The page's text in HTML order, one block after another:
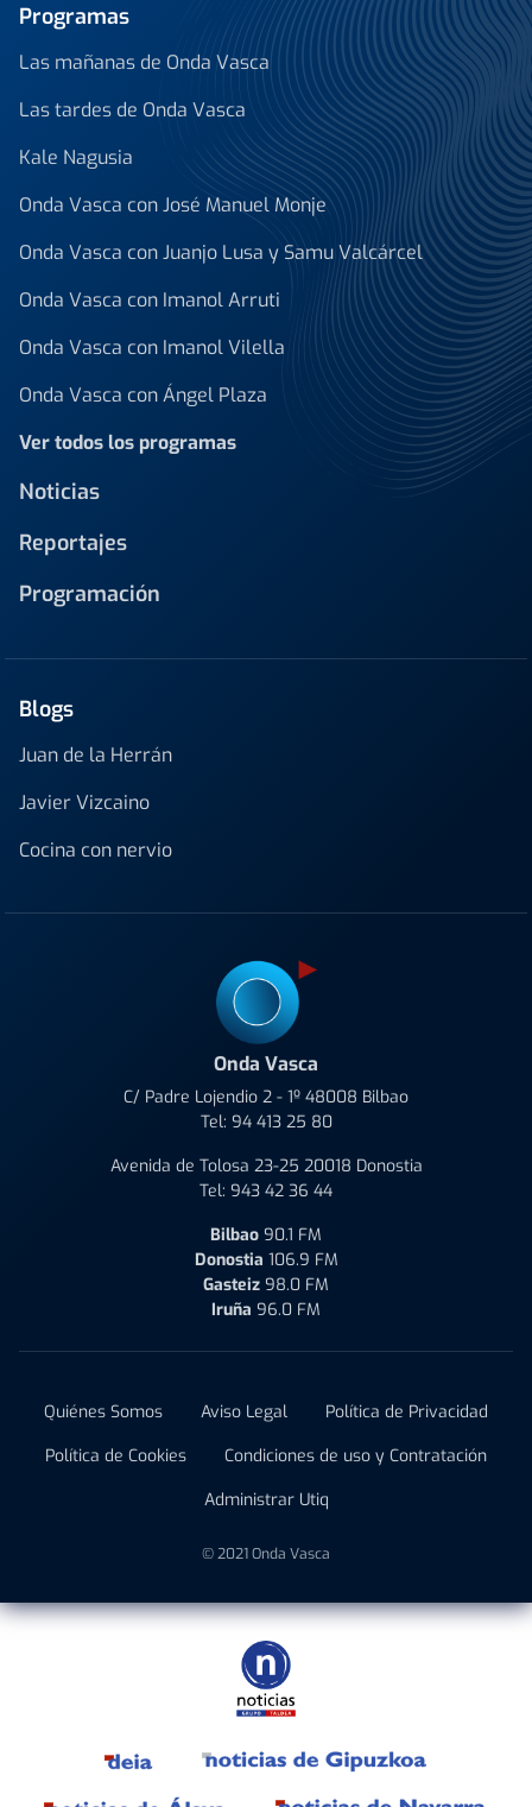
Programas
Las mañanas de Onda Vasca
Las tardes de Onda Vasca
Kale Nagusia
Onda Vasca con José Manuel Monje
Onda Vasca con Juanjo Lusa y Samu Valcárcel
Onda Vasca con Imanol Arruti
Onda Vasca con Imanol Vilella
Onda Vasca con Ángel Plaza
Ver todos los programas
Noticias
Reportajes
Programación
Blogs
Juan de la Herrán
Javier Vizcaino
Cocina con nervio
Onda Vasca
C/ Padre Lojendio 2 - 1º 48008 Bilbao
Tel: 94 413 25 80
Avenida de Tolosa 23-25 20018 Donostia
Tel: 943 42 36 44
Bilbao 90.1 FM
Donostia 106.9 FM
Gasteiz 98.0 FM
Iruña 96.0 FM
Quiénes Somos Aviso Legal
Política de Privacidad
Política de Cookies
Condiciones de uso y Contratación
Administrar Utiq
© 2021 Onda Vasca